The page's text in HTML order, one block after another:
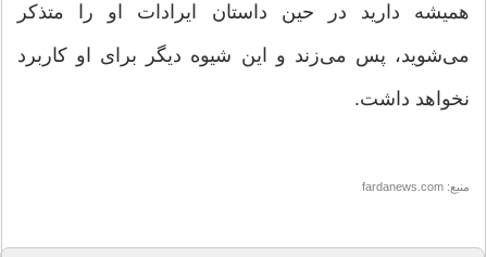
همیشه دارید در حین داستان ایرادات او را متذکر
می‌شوید، پس می‌زند و این شیوه دیگر برای او کاربرد
نخواهد داشت.
منبع: fardanews.com